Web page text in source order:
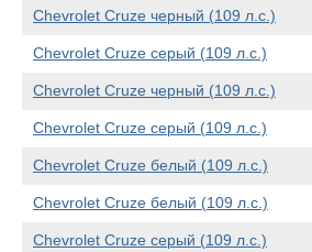
Chevrolet Cruze черный (109 л.с.)
Chevrolet Cruze серый (109 л.с.)
Chevrolet Cruze черный (109 л.с.)
Chevrolet Cruze серый (109 л.с.)
Chevrolet Cruze белый (109 л.с.)
Chevrolet Cruze белый (109 л.с.)
Chevrolet Cruze серый (109 л.с.)